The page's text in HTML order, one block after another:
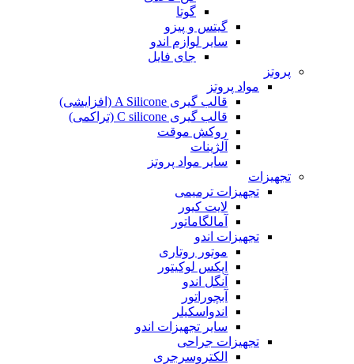
گوتا
گیتس و پیزو
سایر لوازم اندو
جای فایل
پروتز
مواد پروتز
قالب گیری A Silicone (افزایشی)
قالب گیری C silicone (تراکمی)
روکش موقت
آلژینات
سایر مواد پروتز
تجهیزات
تجهیزات ترمیمی
لایت کیور
آمالگاماتور
تجهیزات اندو
موتور روتاری
اپکس لوکیتور
آنگل اندو
آبچوراتور
اندواسکیلر
سایر تجهیزات اندو
تجهیزات جراحی
الکتروسرجری